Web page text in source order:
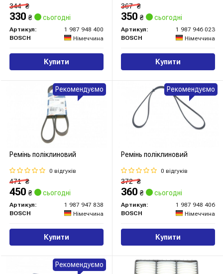
344₴
330 ₴ сьогодні
Артикул:
1 987 948 400
BOSCH
Німеччина
Купити
367₴
350 ₴ сьогодні
Артикул:
1 987 946 023
BOSCH
Німеччина
Купити
Ремінь поліклиновий
0 відгуків
471₴
450 ₴ сьогодні
Артикул:
1 987 947 838
BOSCH
Німеччина
Купити
Рекомендуємо
Ремінь поліклиновий
0 відгуків
372₴
360 ₴ сьогодні
Артикул:
1 987 948 406
BOSCH
Німеччина
Купити
Рекомендуємо
Рекомендуємо